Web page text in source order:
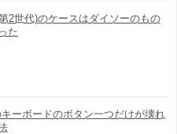
2世代)のケースはダイソーのもの
た
キーボードのボタン一つだけが壊れ